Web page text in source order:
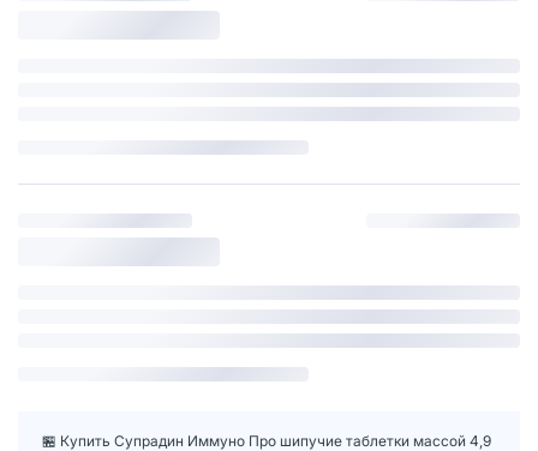
🏪 Купить Супрадин Иммуно Про шипучие таблетки массой 4,9